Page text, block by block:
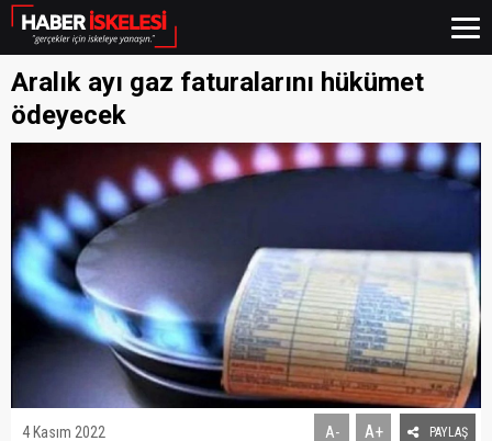
Aralık ayı gaz faturalarını hükümet
ödeyecek
4 Kasım 2022 A- A+ PAYLAŞ